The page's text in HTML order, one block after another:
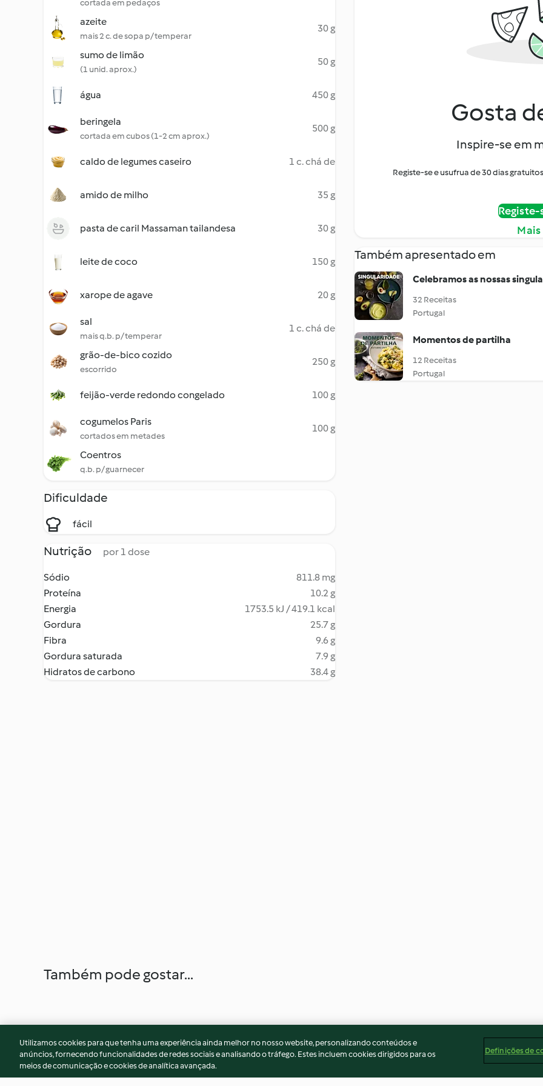
cortada em pedaços
azeite
mais 2 c. de sopa p/ temperar
30 g
sumo de limão
(1 unid. aprox.)
50 g
água 450 g
beringela
cortada em cubos (1-2 cm aprox.)
500 g
caldo de legumes caseiro 1 c. chá de
amido de milho 35 g
pasta de caril Massaman tailandesa 30 g
leite de coco 150 g
xarope de agave 20 g
sal
mais q.b. p/ temperar
1 c. chá de
grão-de-bico cozido
escorrido
250 g
feijão-verde redondo congelado 100 g
cogumelos Paris
cortados em metades
100 g
Coentros
q.b. p/ guarnecer
Dificuldade
fácil
Nutrição por 1 dose
Sódio
811.8 mg
Proteína
10.2 g
Energia
1753.5 kJ / 419.1 kcal
Gordura
25.7 g
Fibra
9.6 g
Gordura saturada
7.9 g
Hidratos de carbono
38.4 g
Gosta
Inspire-se em
Registe-se e usufrua de 30 dias
Também apresentado em
Celebramos as nossas
32 Receitas
Portugal
Momentos de partilha
12 Receitas
Portugal
Também pode gostar...
Utilizamos cookies para que tenha uma experiência ainda melhor no nosso website, personalizando conteúdos e
anúncios, fornecendo funcionalidades de redes sociais e analisando o tráfego. Estes incluem cookies dirigidos para os
meios de comunicação e cookies de analítica avançada.
Definições de